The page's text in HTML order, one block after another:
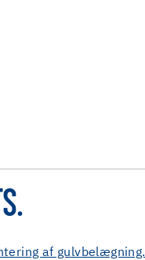
af gulvbelægning.